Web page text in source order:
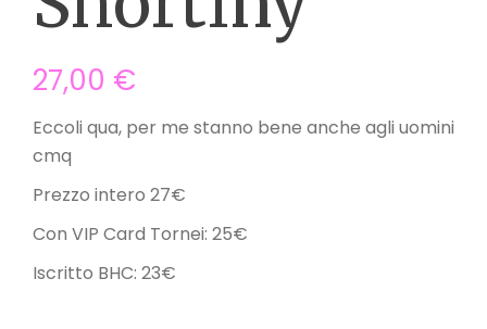
27,00 €
Eccoli qua, per me stanno bene anche agli uomini
cmq
Prezzo intero 27€
Con VIP Card Tornei: 25€
Iscritto BHC: 23€